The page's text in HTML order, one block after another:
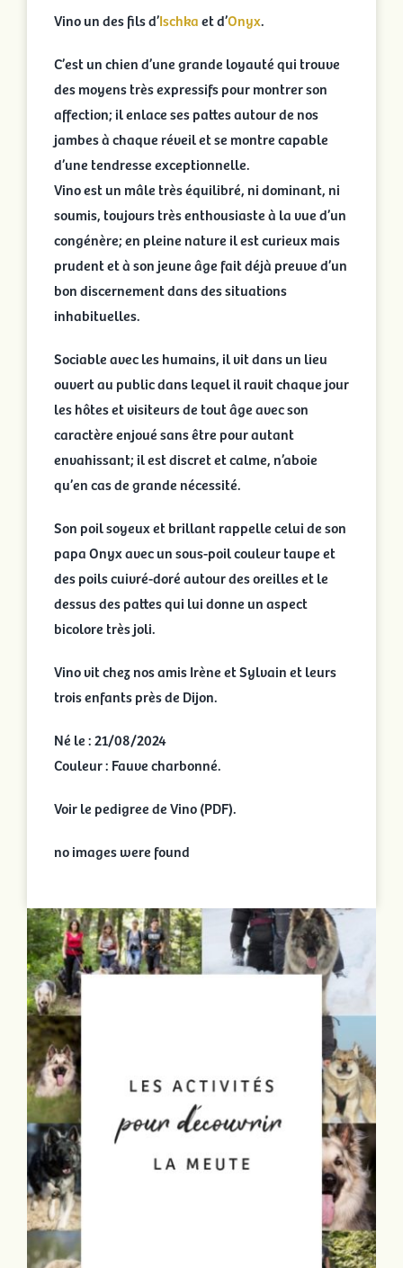
Vino un des fils d’Ischkaet d’Onyx.
C’est un chien d’une grande loyauté qui trouve
des moyens très expressifs pour montrer son
affection; il enlace ses pattes autour de nos
jambes à chaque réveil et se montre capable
d’une tendresse exceptionnelle.
Vino est un mâle très équilibré, ni dominant, ni
soumis, toujours très enthousiaste à la vue d’un
congénère; en pleine nature il est curieux mais
prudent et à son jeune âge fait déjà preuve d’un
bon discernement dans des situations
inhabituelles.
Sociable avec les humains, il vit dans un lieu
ouvert au public dans lequel il ravit chaque jour
les hôtes et visiteurs de tout âge avec son
caractère enjoué sans être pour autant
envahissant; il est discret et calme, n’aboie
qu’en cas de grande nécessité.
Son poil soyeux et brillant rappelle celui de son
papa Onyx avec un sous-poil couleur taupe et
des poils cuivré-doré autour des oreilles et le
dessus des pattes qui lui donne un aspect
bicolore très joli.
Vino vit chez nos amis Irène et Sylvain et leurs
trois enfants près de Dijon.
Né le : 21/08/2024
Couleur : Fauve charbonné.
Voir le pedigree de Vino (PDF).
no images were found